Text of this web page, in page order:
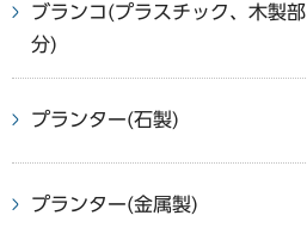
ブランコ(プラスチック、木製部
分)
プランター(石製)
プランター(金属製)